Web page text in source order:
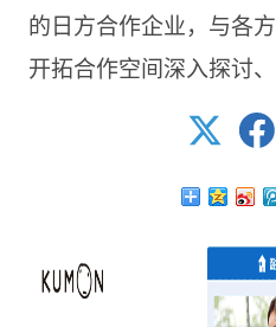
的日方合作企业，与各
开拓合作空间深入探讨、